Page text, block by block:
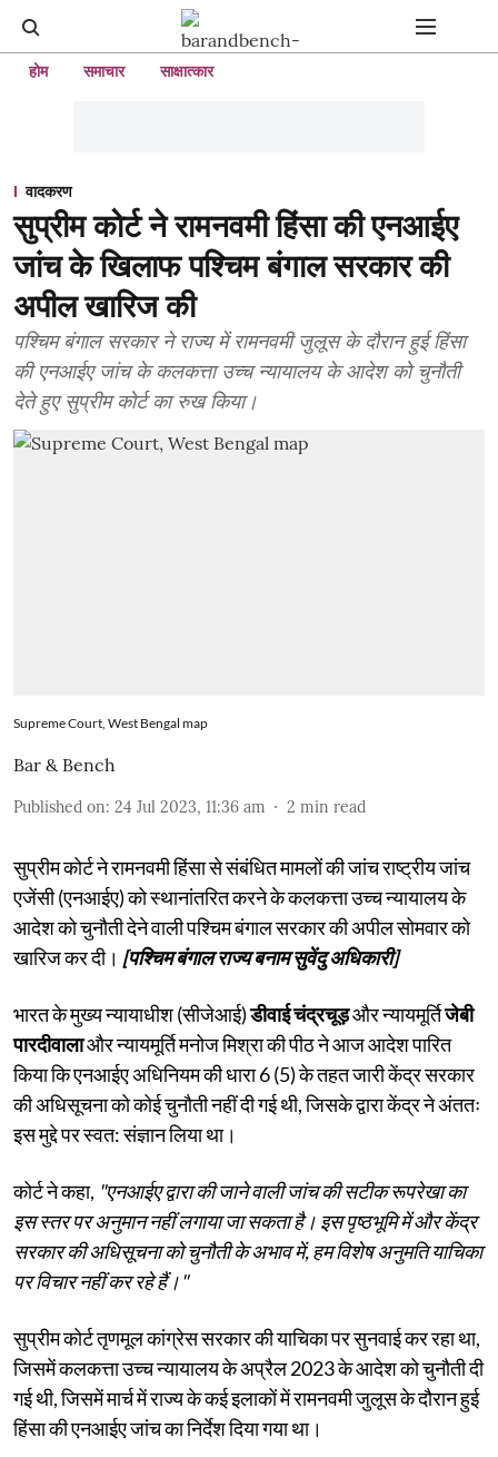
होम समाचार साक्षात्कार
वादकरण
सुप्रीम कोर्ट ने रामनवमी हिंसा की एनआईए
जांच के खिलाफ पश्चिम बंगाल सरकार की
अपील खारिज की
पश्चिम बंगाल सरकार ने राज्य में रामनवमी जुलूस के दौरान हुई हिंसा
की एनआईए जांच के कलकत्ता उच्च न्यायालय के आदेश को चुनौती
देते हुए सुप्रीम कोर्ट का रुख किया।
Supreme Court, West Bengal map
Bar & Bench
Published on: 24 Jul 2023, 11:36 am 2 min read
सुप्रीम कोर्ट ने रामनवमी हिंसा से संबंधित मामलों की जांच राष्ट्रीय जांच
एजेंसी (एनआईए) को स्थानांतरित करने के कलकत्ता उच्च न्यायालय के
आदेश को चुनौती देने वाली पश्चिम बंगाल सरकार की अपील सोमवार को
खारिज कर दी। [पश्चिम बंगाल राज्य बनाम सुवेंदु अधिकारी]
भारत के मुख्य न्यायाधीश (सीजेआई)डीवाई चंद्रचूड़और न्यायमूर्तिजेबी
पारदीवालाऔर न्यायमूर्ति मनोज मिश्रा की पीठ ने आज आदेश पारित
किया कि एनआईए अधिनियम की धारा 6 (5) के तहत जारी केंद्र सरकार
की अधिसूचना को कोई चुनौती नहीं दी गई थी, जिसके द्वारा केंद्र ने अंततः
इस मुद्दे पर स्वत: संज्ञान लिया था।
कोर्ट ने कहा, "एनआईए द्वारा की जाने वाली जांच की सटीक रूपरेखा का
इस स्तर पर अनुमान नहीं लगाया जा सकता है। इस पृष्ठभूमि में और केंद्र
सरकार की अधिसूचना को चुनौती के अभाव में, हम विशेष अनुमति याचिका
पर विचार नहीं कर रहे हैं।"
सुप्रीम कोर्ट तृणमूल कांग्रेस सरकार की याचिका पर सुनवाई कर रहा था,
जिसमें कलकत्ता उच्च न्यायालय के अप्रैल 2023 के आदेश को चुनौती दी
गई थी, जिसमें मार्च में राज्य के कई इलाकों में रामनवमी जुलूस के दौरान हुई
हिंसा की एनआईए जांच का निर्देश दिया गया था।